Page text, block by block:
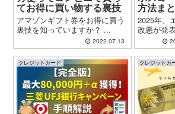
てお得に買い物する裏技
アマゾンギフト券をお得に買う
裏技を知っていますか？ ...
2022.07.13
方法ま
2025年、
改悪が発
クレジットカード クレジットカ